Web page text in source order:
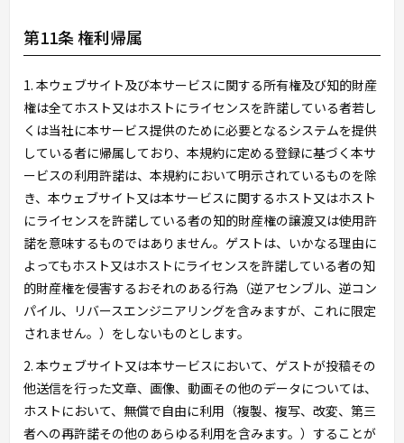
第11条 権利帰属
1. 本ウェブサイト及び本サービスに関する所有権及び知的財産
権は全てホスト又はホストにライセンスを許諾している者若し
くは当社に本サービス提供のために必要となるシステムを提供
している者に帰属しており、本規約に定める登録に基づく本サ
ービスの利用許諾は、本規約において明示されているものを除
き、本ウェブサイト又は本サービスに関するホスト又はホスト
にライセンスを許諾している者の知的財産権の譲渡又は使用許
諾を意味するものではありません。ゲストは、いかなる理由に
よってもホスト又はホストにライセンスを許諾している者の知
的財産権を侵害するおそれのある行為（逆アセンブル、逆コン
パイル、リバースエンジニアリングを含みますが、これに限定
されません。）をしないものとします。
2. 本ウェブサイト又は本サービスにおいて、ゲストが投稿その
他送信を行った文章、画像、動画その他のデータについては、
ホストにおいて、無償で自由に利用（複製、複写、改変、第三
者への再許諾その他のあらゆる利用を含みます。）することが